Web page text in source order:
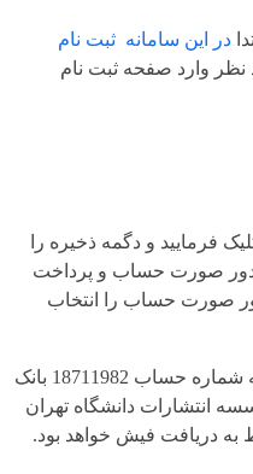
در این سامانه ثبت نام
نظر وارد صفحه ثبت نام
فرمایید و دگمه ذخیره را
صدور صورت حساب و پرداخت
صورت حساب را انتخاب
اسکن فیش بانکی واریزی خود را به شماره حساب 18711982 بانک
انتشارات دانشگاه تهران
به دریافت فیش خواهد بود.